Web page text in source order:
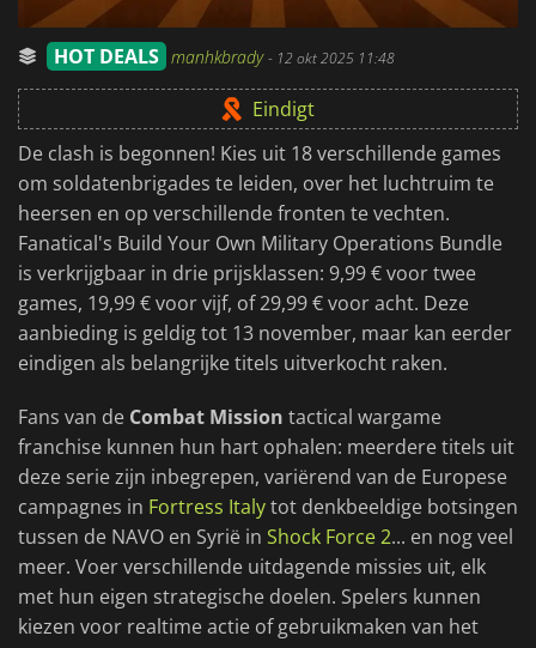
HOT DEALS manhkbrady- 12 okt 2025 11:48
Eindigt
De clash is begonnen! Kies uit 18 verschillende games
om soldatenbrigades te leiden, over het luchtruim te
heersen en op verschillende fronten te vechten.
Fanatical's Build Your Own Military Operations Bundle
is verkrijgbaar in drie prijsklassen: 9,99 € voor twee
games, 19,99 € voor vijf, of 29,99 € voor acht. Deze
aanbieding is geldig tot 13 november, maar kan eerder
eindigen als belangrijke titels uitverkocht raken.
Fans van de Combat Mission tactical wargame
franchise kunnen hun hart ophalen: meerdere titels uit
deze serie zijn inbegrepen, variërend van de Europese
campagnes in Fortress Italytot denkbeeldige botsingen
tussen de NAVO en Syrië in Shock Force 2... en nog veel
meer. Voer verschillende uitdagende missies uit, elk
met hun eigen strategische doelen. Spelers kunnen
kiezen voor realtime actie of gebruikmaken van het